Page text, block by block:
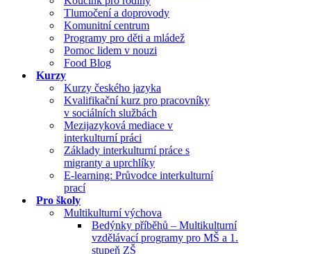
Tlumočení a doprovody
Komunitní centrum
Programy pro děti a mládež
Pomoc lidem v nouzi
Food Blog
Kurzy
Kurzy českého jazyka
Kvalifikační kurz pro pracovníky
v sociálních službách
Mezijazyková mediace v
interkulturní práci
Základy interkulturní práce s
migranty a uprchlíky
E-learning: Průvodce interkulturní
prací
Pro školy
Multikulturní výchova
Bedýnky příběhů – Multikulturní
vzdělávací programy pro MŠ a 1.
stupeň ZŠ